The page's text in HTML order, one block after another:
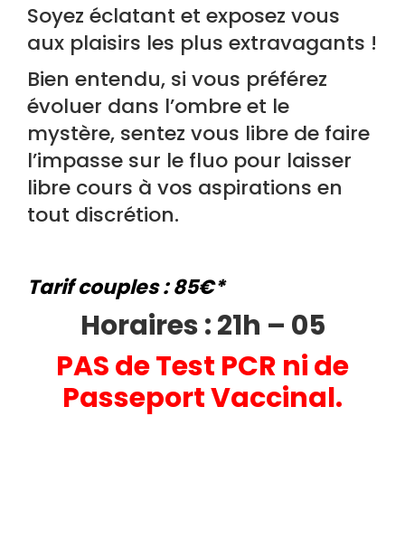
Soyez éclatant et exposez vous
aux plaisirs les plus extravagants !
Bien entendu, si vous préférez
évoluer dans l’ombre et le
mystère, sentez vous libre de faire
l’impasse sur le fluo pour laisser
libre cours à vos aspirations en
tout discrétion.
Tarif couples : 85€*
Horaires : 21h – 05
PAS de Test PCR ni de
Passeport Vaccinal.